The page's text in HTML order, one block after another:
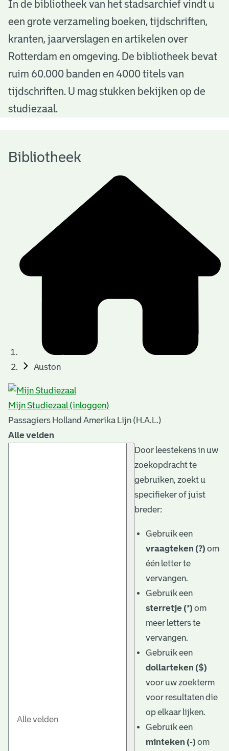
B
b
o
h
In de bibliotheek van het stadsarchief vindt u
een grote verzameling boeken, tijdschriften,
kranten, jaarverslagen en artikelen over
Rotterdam en omgeving. De bibliotheek bevat
ruim 60.000 banden en 4000 titels van
tijdschriften. U mag stukken bekijken op de
studiezaal.
Bibliotheek
Auston
Mijn Studiezaal (inloggen)
Passagiers Holland Amerika Lijn (H.A.L.)
Alle velden
Door leestekens in uw
zoekopdracht te
gebruiken, zoekt u
specifieker of juist
breder:
Gebruik een
vraagteken (?) om
één letter te
vervangen.
Gebruik een
sterretje (*) om
meer letters te
vervangen.
Gebruik een
dollarteken ($)
voor uw zoekterm
voor resultaten die
op elkaar lijken.
Gebruik een
minteken (-) om